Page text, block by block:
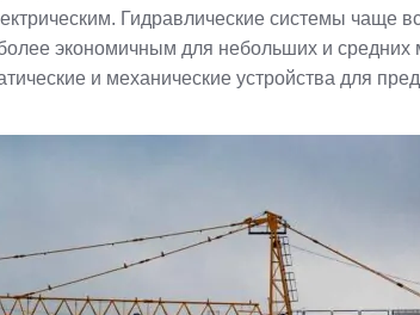
Гидравлические системы чаще
экономичным для небольших и
и механические устройства для